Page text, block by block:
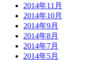
2014年11月
2014年10月
2014年9月
2014年8月
2014年7月
2014年5月